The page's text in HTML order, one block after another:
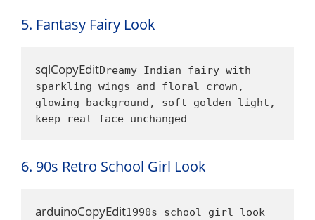
5. Fantasy Fairy Look
sqlCopyEditDreamy Indian fairy with
sparkling wings and floral crown,
glowing background, soft golden light,
keep real face unchanged
6. 90s Retro School Girl Look
arduinoCopyEdit1990s school girl look